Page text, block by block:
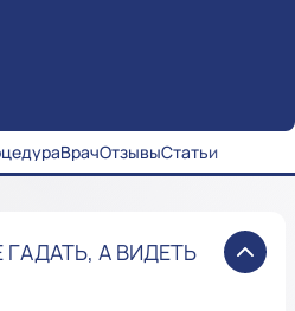
ВрачОтзывыСтатьи
А ВИДЕТЬ